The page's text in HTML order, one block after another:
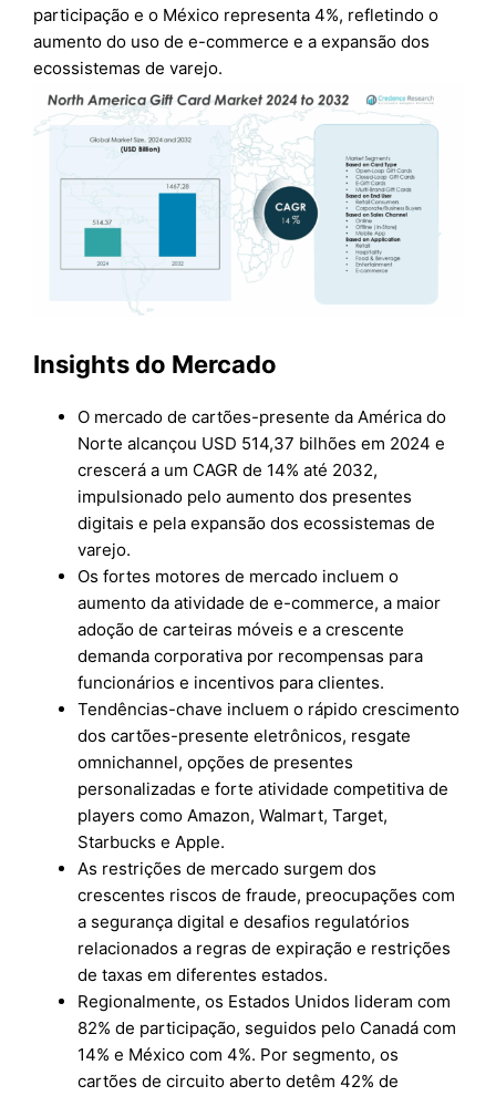
participação e o México representa 4%, refletindo o
aumento do uso de e-commerce e a expansão dos
ecossistemas de varejo.
Insights do Mercado
O mercado de cartões-presente da América do
Norte alcançou USD 514,37 bilhões em 2024 e
crescerá a um CAGR de 14% até 2032,
impulsionado pelo aumento dos presentes
digitais e pela expansão dos ecossistemas de
varejo.
Os fortes motores de mercado incluem o
aumento da atividade de e-commerce, a maior
adoção de carteiras móveis e a crescente
demanda corporativa por recompensas para
funcionários e incentivos para clientes.
Tendências-chave incluem o rápido crescimento
dos cartões-presente eletrônicos, resgate
omnichannel, opções de presentes
personalizadas e forte atividade competitiva de
players como Amazon, Walmart, Target,
Starbucks e Apple.
As restrições de mercado surgem dos
crescentes riscos de fraude, preocupações com
a segurança digital e desafios regulatórios
relacionados a regras de expiração e restrições
de taxas em diferentes estados.
Regionalmente, os Estados Unidos lideram com
82% de participação, seguidos pelo Canadá com
14% e México com 4%. Por segmento, os
cartões de circuito aberto detêm 42% de